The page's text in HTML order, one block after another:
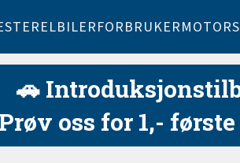
ELBILERFORBRUKER
🚗
Prøv oss for 1,-